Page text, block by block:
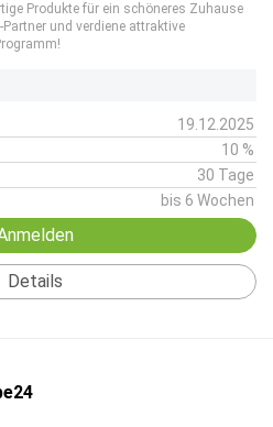
Produkte für ein schöneres Zuhause
und verdiene attraktive
19.12.2025
10 %
30 Tage
bis 6 Wochen
Details